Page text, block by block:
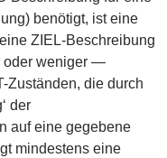
benötigt, ist eine
ZIEL-Beschreibung
oder weniger —
Zuständen, die durch
der
auf eine gegebene
mindestens eine